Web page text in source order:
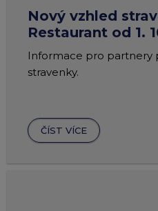
Nový vzhled
Restaurant od 1.
Informace pro partnery
stravenky.
ČÍST VÍCE